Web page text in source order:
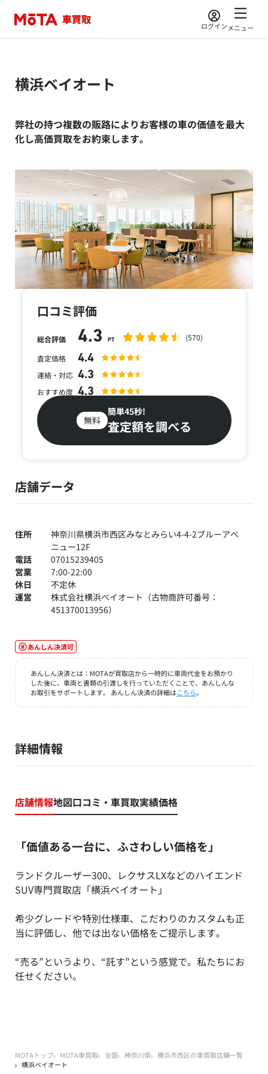
ログインメニュー
横浜ベイオート
弊社の持つ複数の販路によりお客様の車の価値を最大
化し高価買取をお約束します。
口コミ評価
総合評価 4.3 PT (570)
査定価格
連絡・対応
おすすめ度
4.4
4.3
4.3
無料
簡単45秒!
査定額を調べる
店舗データ
住所
神奈川県横浜市西区みなとみらい4-4-2ブルーアベ
ニュー12F
電話
07015239405
営業
7:00-22:00
休日
不定休
運営
株式会社横浜ベイオート（古物商許可番号：
451370013956）
あんしん決済可
あんしん決済とは：MOTAが買取店から一時的に車両代金をお預かり
した後に、車両と書類の引渡しを行っていただくことで、あんしんな
お取引をサポートします。 あんしん決済の詳細はこちら。
詳細情報
店舗情報地図口コミ・車買取実績価格
「価値ある一台に、ふさわしい価格を」
ランドクルーザー300、レクサスLXなどのハイエンド
SUV専門買取店「横浜ベイオート」
希少グレードや特別仕様車、こだわりのカスタムも正
当に評価し、他では出ない価格をご提示します。
“売る”というより、“託す”という感覚で。私たちにお
任せください。
MOTAトップ MOTA車買取 全国 神奈川県
横浜市西区の車買取店舗一覧
横浜ベイオート